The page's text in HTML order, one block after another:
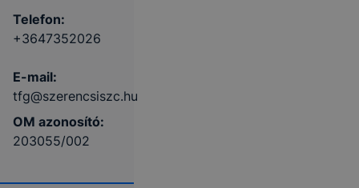
Telefon:
+3647352026
E-mail:
tfg@szerencsiszc.hu
OM azonosító:
203055/002